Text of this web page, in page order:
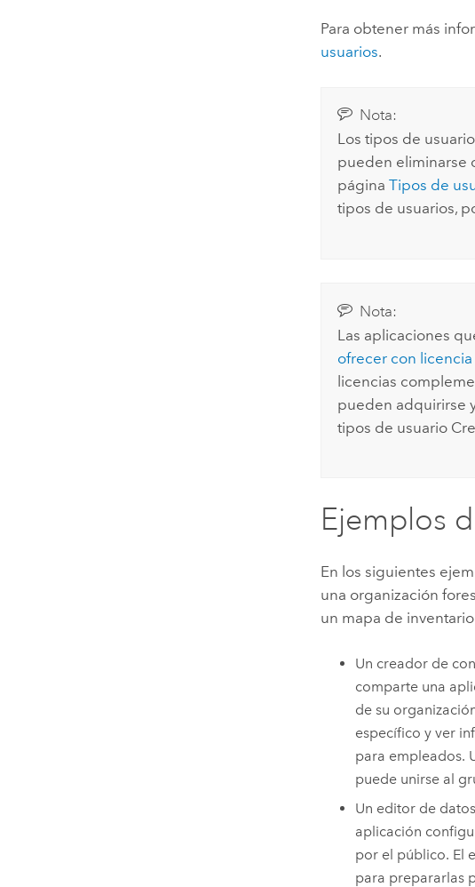
Para obtener más
usuarios.
Nota:
Los tipos de
pueden eliminarse
página Tipos de
tipos de usuarios,
Nota:
Las aplicaciones
ofrecer con licencia
licencias
pueden adquirirse
tipos de usuario
Ejemplos
En los siguientes
una organización
un mapa de
Un creador de
comparte una
de su
específico y ver
para empleados.
puede unirse al
Un editor de
aplicación
por el público. El
para prepararlas